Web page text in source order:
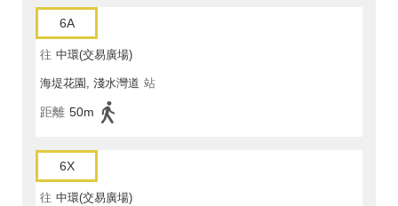
6A
往 中環(交易廣場)
海堤花園, 淺水灣道 站
距離 50m
6X
往 中環(交易廣場)